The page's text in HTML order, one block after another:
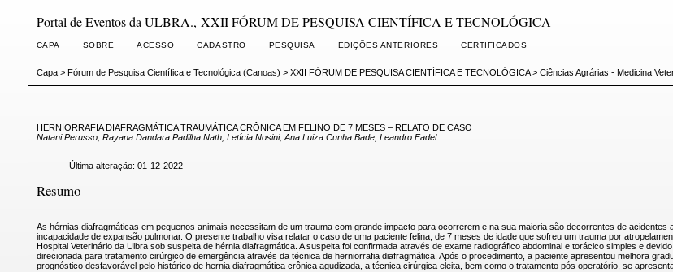
Portal de Eventos da ULBRA., XXII FÓRUM DE PESQUISA CIENTÍFICA E TECNOLÓGICA
CAPA SOBRE ACESSO CADASTRO PESQUISA EDIÇÕES ANTERIORES CERTIFICADOS
Capa> Fórum de Pesquisa Científica e Tecnológica (Canoas) > XXII FÓRUM DE PESQUISA CIENTÍFICA E TECNOLÓGICA> Ciências Agrárias - Medicina
HERNIORRAFIA DIAFRAGMÁTICA TRAUMÁTICA CRÔNICA EM FELINO DE 7 MESES – RELATO DE CASO
Natani Perusso, Rayana Dandara Padilha Nath, Letícia Nosini, Ana Luiza Cunha Bade, Leandro Fadel
Última alteração: 01-12-2022
Resumo
As hérnias diafragmáticas em pequenos animais necessitam de um trauma com grande impacto para ocorrerem e na sua maioria são decorrentes de
incapacidade de expansão pulmonar. O presente trabalho visa relatar o caso de uma paciente felina, de 7 meses de idade que sofreu um trauma por
Hospital Veterinário da Ulbra sob suspeita de hérnia diafragmática. A suspeita foi confirmada através de exame radiográfico abdominal e torácico simples e
direcionada para tratamento cirúrgico de emergência através da técnica de herniorrafia diafragmática. Após o procedimento, a paciente apresentou melhora
prognóstico desfavorável pelo histórico de hernia diafragmática crônica agudizada, a técnica cirúrgica eleita, bem como o tratamento pós operatório, se